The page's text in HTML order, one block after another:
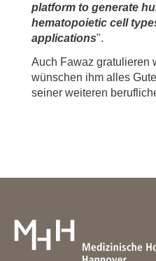
platform to generate
hematopoietic cell
applications".
Auch Fawaz gratulieren
wünschen ihm alles
seiner weiteren